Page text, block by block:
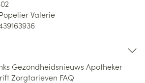
Valerie
Gezondheidsnieuws Apotheker
Zorgtarieven FAQ